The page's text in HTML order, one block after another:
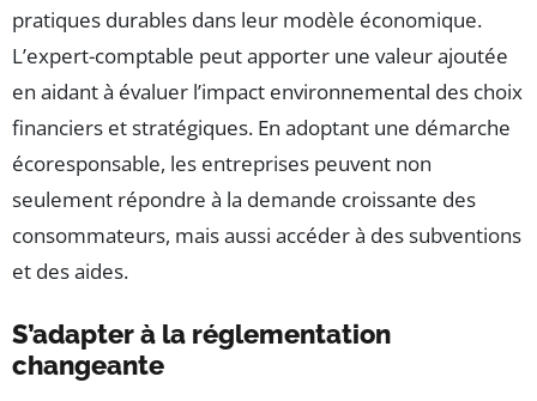
pratiques durables dans leur modèle économique.
L’expert-comptable peut apporter une valeur ajoutée
en aidant à évaluer l’impact environnemental des choix
financiers et stratégiques. En adoptant une démarche
écoresponsable, les entreprises peuvent non
seulement répondre à la demande croissante des
consommateurs, mais aussi accéder à des subventions
et des aides.
S’adapter à la réglementation
changeante